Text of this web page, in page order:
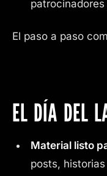
El paso a paso
EL DÍA DEL
Material listo
posts,